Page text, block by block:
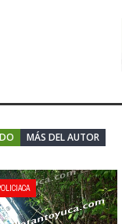
MÁS DEL AUTOR